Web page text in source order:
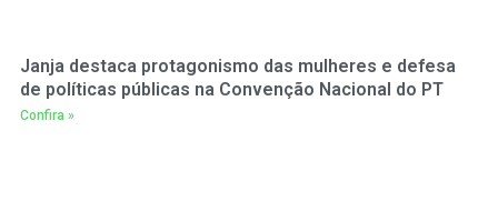
Janja destaca protagonismo das mulheres e defesa
de políticas públicas na Convenção Nacional do PT
Confira »